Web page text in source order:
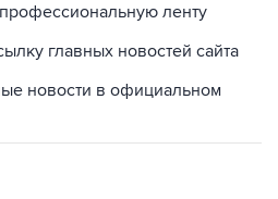
ленту
главных новостей сайта
новости в официальном